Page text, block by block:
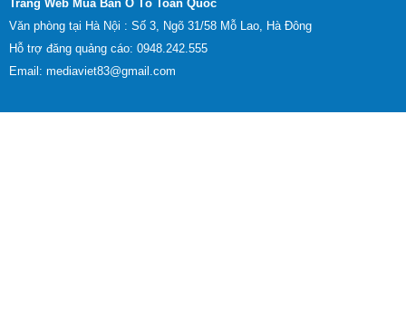
Trang Web Mua Bán Ô Tô Toàn Quốc
Văn phòng tại Hà Nội : Số 3, Ngõ 31/58 Mỗ Lao, Hà Đông
Hỗ trợ đăng quảng cáo: 0948.242.555
Email: mediaviet83@gmail.com